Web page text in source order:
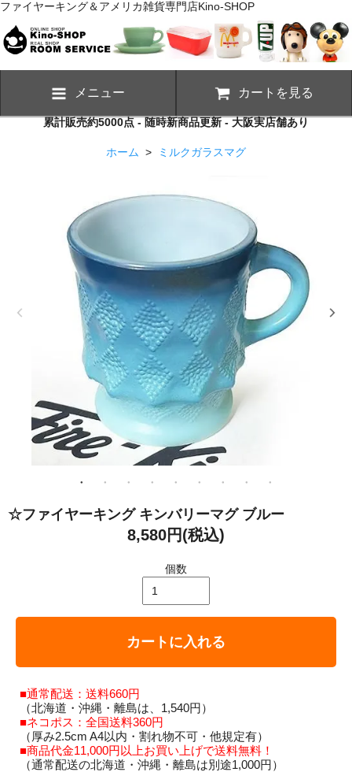
ファイヤーキング＆アメリカ雑貨専門店Kino-SHOP
メニュー カートを見る
累計販売約5000点 - 随時新商品更新 - 大阪実店舗あり
ホーム > ミルクガラスマグ
☆ファイヤーキング キンバリーマグ ブルー
8,580円(税込)
個数
カートに入れる
■通常配送：送料660円
（北海道・沖縄・離島は、1,540円）
■ネコポス：全国送料360円
（厚み2.5cm A4以内・割れ物不可・他規定有）
■商品代金11,000円以上お買い上げで送料無料！
（通常配送の北海道・沖縄・離島は別途1,000円）